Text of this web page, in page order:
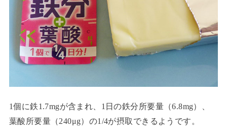
1個に鉄1.7mgが含まれ、1日の鉄分所要量（6.8mg）、
葉酸所要量（240μg）の1/4が摂取できるようです。